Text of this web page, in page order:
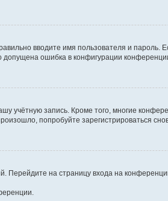
вводите имя пользователя и
ошибка в конфигурации
учётную запись. Кроме того, многие
попробуйте зарегистрироваться
Перейдите на страницу входа на